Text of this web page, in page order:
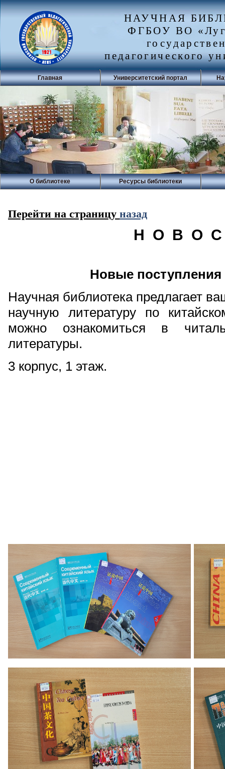
НАУЧНАЯ
ФГБОУ ВО
педагогического
Главная Университетский портал
О библиотеке Ресурсы библиотеки
Перейти на страницу назад
Н О В О
Новые
Научная библиотека предлагает
научную литературу по
можно ознакомиться в
литературы.
3 корпус, 1 этаж.